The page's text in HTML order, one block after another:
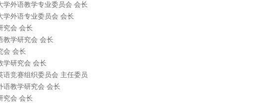
外语教学专业委员会 会长
学外语专业委员会 会长
究会 会长
教学研究会 会长
会 会长
学研究会 会长
竞赛组织委员会 主任委员
语教学研究会 会长
究会 会长